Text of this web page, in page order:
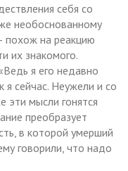
себя со
необоснованному
похож на реакцию
их знакомого.
я его недавно
сейчас. Неужели и со
мысли гонятся
преобразует
в которой умерший
говорили, что надо